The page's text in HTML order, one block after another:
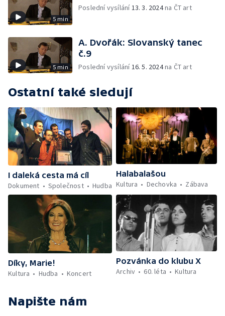
5 min
Poslední vysílání13. 3. 2024na ČT art
5 min
A. Dvořák: Slovanský tanec
č.9
Poslední vysílání16. 5. 2024na ČT art
Ostatní také sledují
I daleká cesta má cíl
Dokument
Společnost Hudba
Halabalašou
Kultura
Dechovka Zábava
Díky, Marie!
Kultura
Hudba Koncert
Pozvánka do klubu X
Archiv
60. léta Kultura
Napište nám